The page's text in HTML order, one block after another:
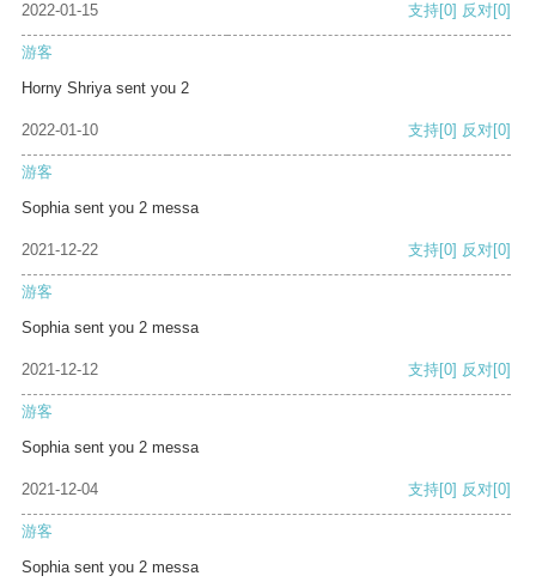
2022-01-15 支持[0] 反对[0]
游客
Horny Shriya sent you 2
2022-01-10 支持[0] 反对[0]
游客
Sophia sent you 2 messa
2021-12-22 支持[0] 反对[0]
游客
Sophia sent you 2 messa
2021-12-12 支持[0] 反对[0]
游客
Sophia sent you 2 messa
2021-12-04 支持[0] 反对[0]
游客
Sophia sent you 2 messa